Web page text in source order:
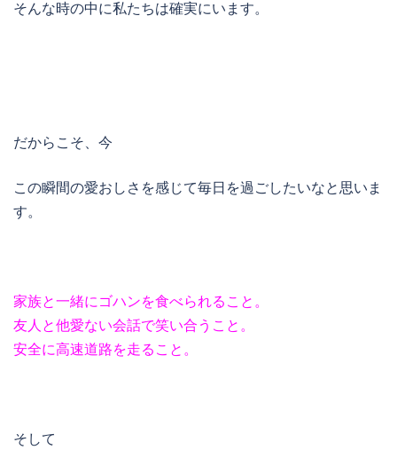
そんな時の中に私たちは確実にいます。
だからこそ、今
この瞬間の愛おしさを感じて毎日を過ごしたいなと思いま
す。
家族と一緒にゴハンを食べられること。
友人と他愛ない会話で笑い合うこと。
安全に高速道路を走ること。
そして